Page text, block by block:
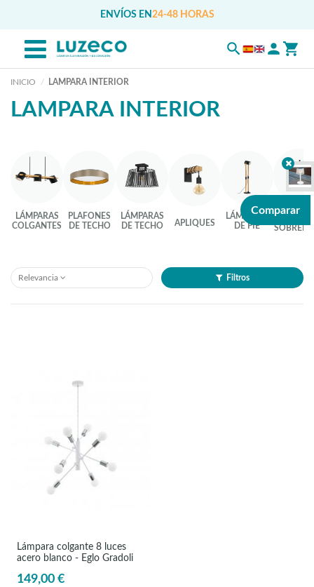
ENVÍOS EN 24-48 HORAS
INICIO LAMPARA INTERIOR
LAMPARA INTERIOR
LÁMPARAS
COLGANTES
PLAFONES
DE TECHO
LÁMPARAS
DE TECHO
APLIQUES
LÁMPARAS
DE PIE
Relevancia Filtros
Lámpara colgante 8 luces
acero blanco - Eglo Gradoli
149,00 €
Comparar